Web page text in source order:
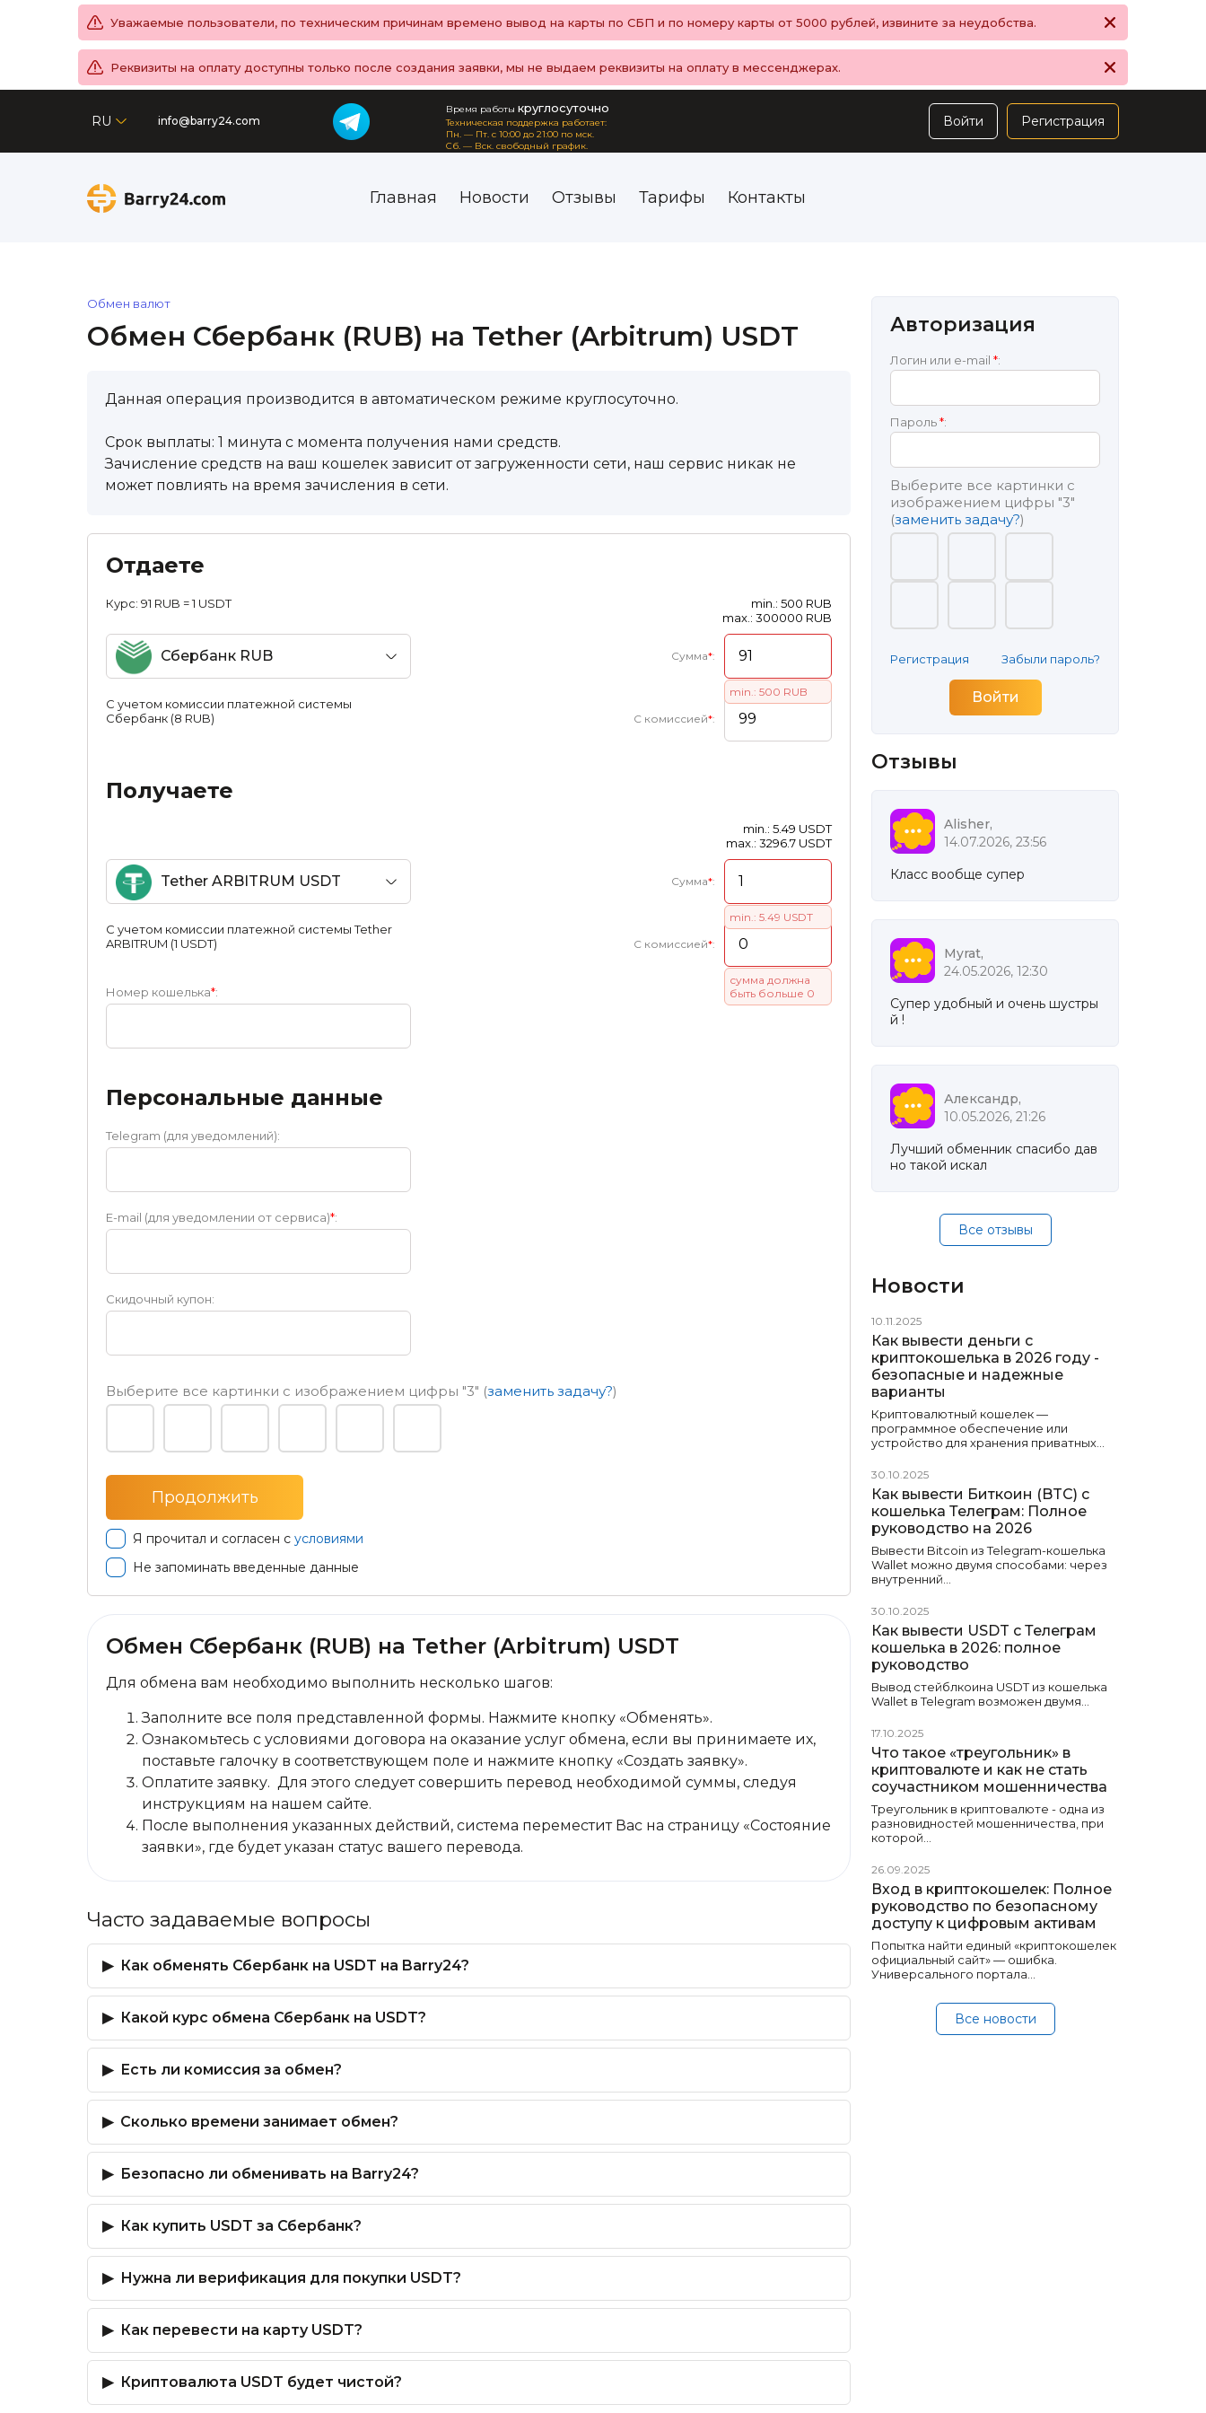
Уважаемые пользователи, по техническим причинам времено вывод на карты по СБП и по номеру карты от 5000 рублей, извините за неудобства.
Реквизиты на оплату доступны только после создания заявки, мы не выдаем реквизиты на оплату в мессенджерах.
RU info@barry24.com
Время работы круглосуточно
Техническая поддержка работает:
Пн. — Пт. с 10:00 до 21:00 по мск.
Сб. — Вск. свободный график.
Регистрация
Войти
Главная Новости Отзывы Тарифы Контакты
Обмен валют
Обмен Сбербанк (RUB) на Tether (Arbitrum) USDT
Данная операция производится в автоматическом режиме круглосуточно.
Срок выплаты: 1 минута с момента получения нами средств.
Зачисление средств на ваш кошелек зависит от загруженности сети, наш сервис никак не
может повлиять на время зачисления в сети.
Отдаете
Курс: 91 RUB = 1 USDT
min.: 500 RUB
max.: 300000 RUB
Сбербанк RUB Сумма*:
min.: 500 RUB
С учетом комиссии платежной системы
Сбербанк (8 RUB)
С комиссией*:
Получаете
min.: 5.49 USDT
max.: 3296.7 USDT
Tether ARBITRUM USDT Сумма*:
min.: 5.49 USDT
С учетом комиссии платежной системы Tether
ARBITRUM (1 USDT)
С комиссией*:
сумма должна
быть больше 0
Номер кошелька*:
Персональные данные
Telegram (для уведомлений):
E-mail (для уведомлении от сервиса)*:
Скидочный купон:
Выберите все картинки с изображением цифры "3" (заменить задачу?)
Я прочитал и согласен с условиями
Не запоминать введенные данные
Обмен Сбербанк (RUB) на Tether (Arbitrum) USDT
Для обмена вам необходимо выполнить несколько шагов:
Заполните все поля представленной формы. Нажмите кнопку «Обменять».
Ознакомьтесь с условиями договора на оказание услуг обмена, если вы принимаете их,
поставьте галочку в соответствующем поле и нажмите кнопку «Создать заявку».
Оплатите заявку. Для этого следует совершить перевод необходимой суммы, следуя
инструкциям на нашем сайте.
После выполнения указанных действий, система переместит Вас на страницу «Состояние
заявки», где будет указан статус вашего перевода.
Часто задаваемые вопросы
Как обменять Сбербанк на USDT на Barry24?
Какой курс обмена Сбербанк на USDT?
Есть ли комиссия за обмен?
Сколько времени занимает обмен?
Безопасно ли обменивать на Barry24?
Как купить USDT за Сбербанк?
Нужна ли верификация для покупки USDT?
Как перевести на карту USDT?
Криптовалюта USDT будет чистой?
Авторизация
Логин или e-mail *:
Пароль*:
Выберите все картинки с
изображением цифры "3"
(заменить задачу?)
Регистрация Забыли пароль?
Отзывы
Alisher,
14.07.2026, 23:56
Класс вообще супер
Myrat,
24.05.2026, 12:30
Супер удобный и очень шустры
й !
Александр,
10.05.2026, 21:26
Лучший обменник спасибо дав
но такой искал
Все отзывы
Новости
10.11.2025
Как вывести деньги с
криптокошелька в 2026 году -
безопасные и надежные
варианты
Криптовалютный кошелек —
программное обеспечение или
устройство для хранения приватных…
30.10.2025
Как вывести Биткоин (BTC) с
кошелька Телеграм: Полное
руководство на 2026
Вывести Bitcoin из Telegram-кошелька
Wallet можно двумя способами: через
внутренний…
30.10.2025
Как вывести USDT с Телеграм
кошелька в 2026: полное
руководство
Вывод стейблкоина USDT из кошелька
Wallet в Telegram возможен двумя…
17.10.2025
Что такое «треугольник» в
криптовалюте и как не стать
соучастником мошенничества
Треугольник в криптовалюте - одна из
разновидностей мошенничества, при
которой…
26.09.2025
Вход в криптокошелек: Полное
руководство по безопасному
доступу к цифровым активам
Попытка найти единый «криптокошелек
официальный сайт» — ошибка.
Универсального портала…
Все новости